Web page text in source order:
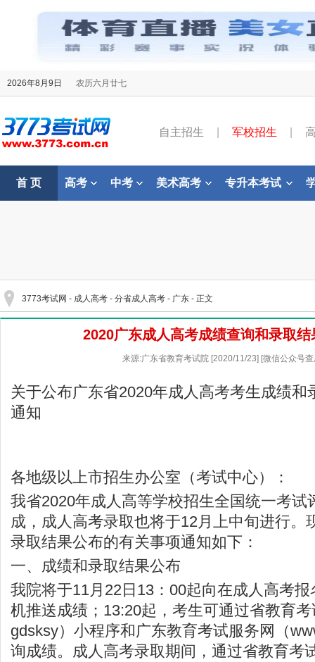
2026年8月9日 农历六月廿七
自主招生 军校招生
首 页 高考 中考 美术高考 专升本考试
3773考试网 - 成人高考 - 分省成人高考 - 广东 - 正文
2020广东成人高考成绩查询和录取
来源:广东省教育考试院 [2020/11/23] [微信公众号
关于公布广东省2020年成人高考考生成绩和
通知
各地级以上市招生办公室（考试中心）：
我省2020年成人高等学校招生全国统一考试
成，成人高考录取也将于12月上中旬进行。
录取结果公布的有关事项通知如下：
一、成绩和录取结果公布
我院将于11月22日13：00起向在成人高考
机推送成绩；13:20起，考生可通过省教育
gdsksy）小程序和广东教育考试服务网（
询成绩。成人高考录取期间，通过省教育考